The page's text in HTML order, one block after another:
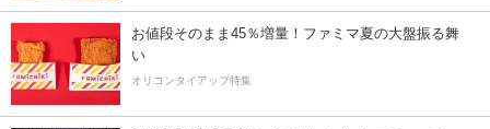
お値段そのまま45％増量！ファミマ夏の大盤振る舞
い
オリコンタイアップ特集